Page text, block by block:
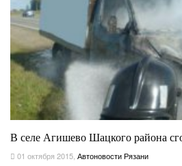
В селе Агишево Шацкого района
01 октября 2015 Автоновости Рязани